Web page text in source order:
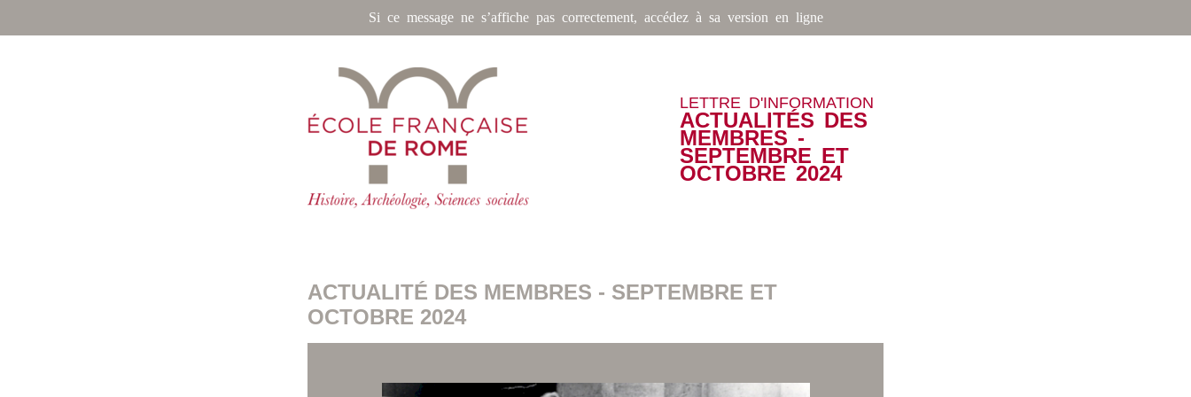
Si ce message ne s’affiche pas correctement, accédez à sa version en ligne
LETTRE D'INFORMATION
ACTUALITÉS DES
MEMBRES -
SEPTEMBRE ET
OCTOBRE 2024
ACTUALITÉ DES MEMBRES - SEPTEMBRE ET
OCTOBRE 2024